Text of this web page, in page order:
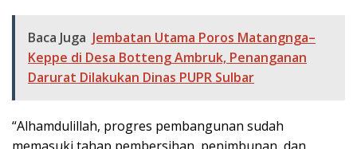
Baca Juga Jembatan Utama Poros Matangnga–
Keppe di Desa Botteng Ambruk, Penanganan
Darurat Dilakukan Dinas PUPR Sulbar
“Alhamdulillah, progres pembangunan sudah